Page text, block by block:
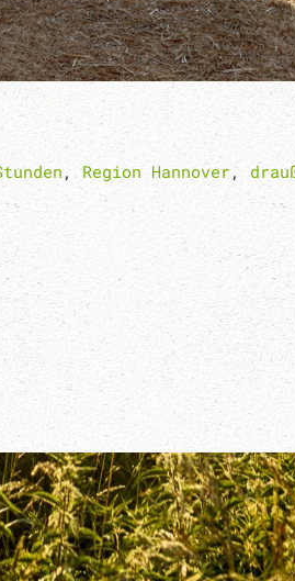
, Region Hannover ,